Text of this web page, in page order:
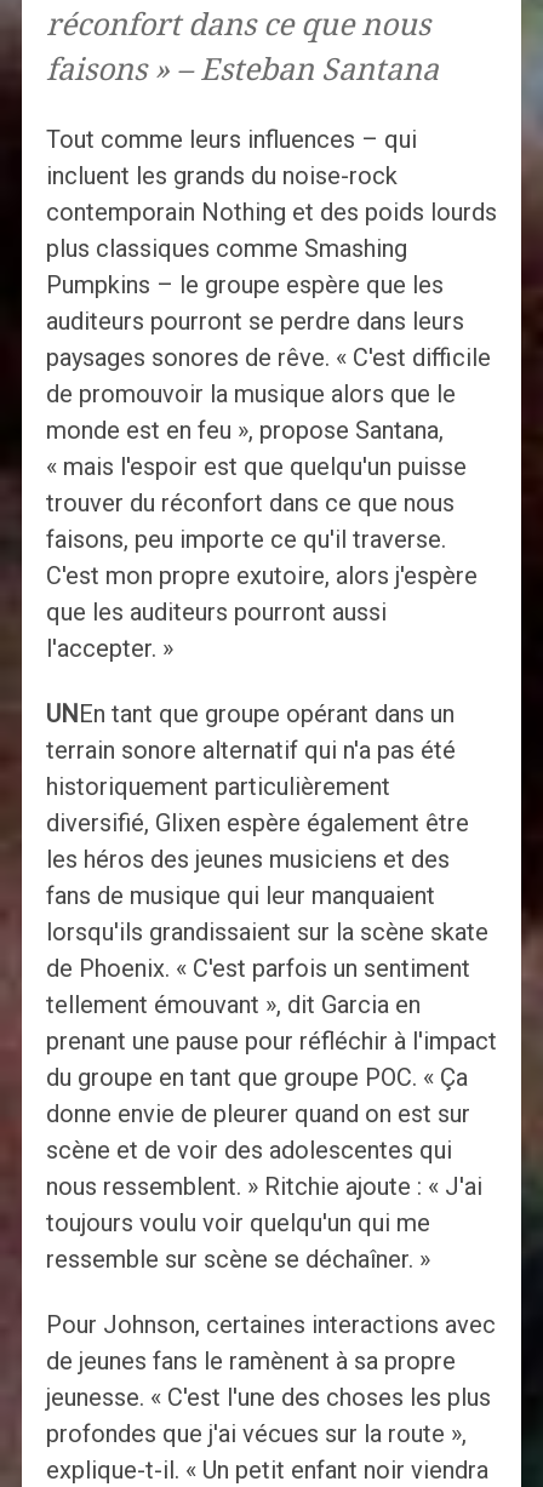
réconfort dans ce que nous
faisons » – Esteban Santana
Tout comme leurs influences – qui
incluent les grands du noise-rock
contemporain Nothing et des poids lourds
plus classiques comme Smashing
Pumpkins – le groupe espère que les
auditeurs pourront se perdre dans leurs
paysages sonores de rêve. « C'est difficile
de promouvoir la musique alors que le
monde est en feu », propose Santana,
« mais l'espoir est que quelqu'un puisse
trouver du réconfort dans ce que nous
faisons, peu importe ce qu'il traverse.
C'est mon propre exutoire, alors j'espère
que les auditeurs pourront aussi
l'accepter. »
UNEn tant que groupe opérant dans un
terrain sonore alternatif qui n'a pas été
historiquement particulièrement
diversifié, Glixen espère également être
les héros des jeunes musiciens et des
fans de musique qui leur manquaient
lorsqu'ils grandissaient sur la scène skate
de Phoenix. « C'est parfois un sentiment
tellement émouvant », dit Garcia en
prenant une pause pour réfléchir à l'impact
du groupe en tant que groupe POC. « Ça
donne envie de pleurer quand on est sur
scène et de voir des adolescentes qui
nous ressemblent. » Ritchie ajoute : « J'ai
toujours voulu voir quelqu'un qui me
ressemble sur scène se déchaîner. »
Pour Johnson, certaines interactions avec
de jeunes fans le ramènent à sa propre
jeunesse. « C'est l'une des choses les plus
profondes que j'ai vécues sur la route »,
explique-t-il. « Un petit enfant noir viendra